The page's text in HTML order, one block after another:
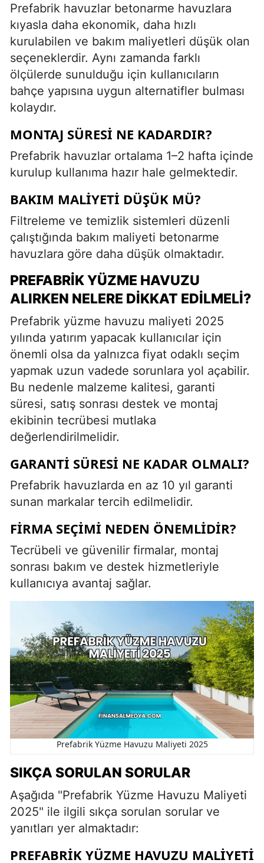
Prefabrik havuzlar betonarme havuzlara
kıyasla daha ekonomik, daha hızlı
kurulabilen ve bakım maliyetleri düşük olan
seçeneklerdir. Aynı zamanda farklı
ölçülerde sunulduğu için kullanıcıların
bahçe yapısına uygun alternatifler bulması
kolaydır.
MONTAJ SÜRESI NE KADARDIR?
Prefabrik havuzlar ortalama 1–2 hafta içinde
kurulup kullanıma hazır hale gelmektedir.
BAKIM MALIYETI DÜŞÜK MÜ?
Filtreleme ve temizlik sistemleri düzenli
çalıştığında bakım maliyeti betonarme
havuzlara göre daha düşük olmaktadır.
PREFABRIK YÜZME HAVUZU
ALIRKEN NELERE DIKKAT EDILMELI?
Prefabrik yüzme havuzu maliyeti 2025
yılında yatırım yapacak kullanıcılar için
önemli olsa da yalnızca fiyat odaklı seçim
yapmak uzun vadede sorunlara yol açabilir.
Bu nedenle malzeme kalitesi, garanti
süresi, satış sonrası destek ve montaj
ekibinin tecrübesi mutlaka
değerlendirilmelidir.
GARANTI SÜRESI NE KADAR OLMALI?
Prefabrik havuzlarda en az 10 yıl garanti
sunan markalar tercih edilmelidir.
FIRMA SEÇIMI NEDEN ÖNEMLIDIR?
Tecrübeli ve güvenilir firmalar, montaj
sonrası bakım ve destek hizmetleriyle
kullanıcıya avantaj sağlar.
Prefabrik Yüzme Havuzu Maliyeti 2025
SIKÇA SORULAN SORULAR
Aşağıda "Prefabrik Yüzme Havuzu Maliyeti
2025" ile ilgili sıkça sorulan sorular ve
yanıtları yer almaktadır:
PREFABRIK YÜZME HAVUZU MALIYETI